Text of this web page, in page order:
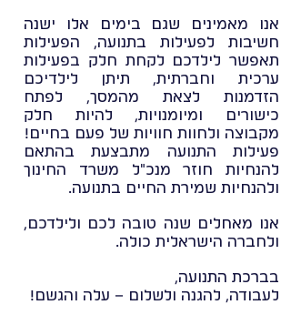
אנו מאמינים שגם בימים אלו ישנה
חשיבות לפעילות בתנועה, הפעילות
תאפשר לילדכם לקחת חלק בפעילות
ערכית וחברתית, תיתן לילדיכם
הזדמנות לצאת מהמסך, לפתח
כישורים ומיומנויות, להיות חלק
מקבוצה ולחוות חוויות של פעם בחיים!
פעילות התנועה מתבצעת בהתאם
להנחיות חוזר מנכ"ל משרד החינוך
ולהנחיות שמירת החיים בתנועה.
אנו מאחלים שנה טובה לכם ולילדכם,
ולחברה הישראלית כולה.
בברכת התנועה,
לעבודה, להגנה ולשלום – עלה והגשם!